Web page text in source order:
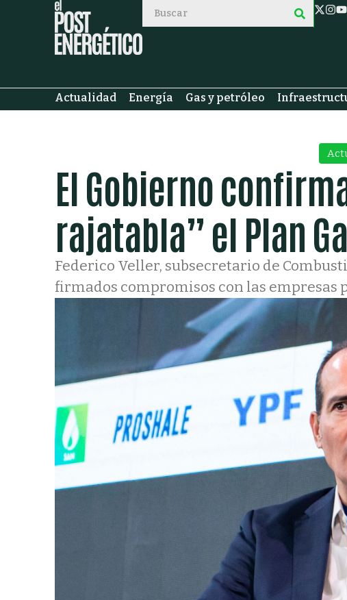
Actualidad Energía Gas y petróleo
El Gobierno
rajatabla” el Plan
Federico Veller, subsecretario de
firmados compromisos con las empresas